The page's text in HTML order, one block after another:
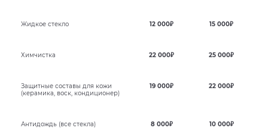
Жидкое стекло 12 000₽ 15 000₽
Химчистка 22 000₽ 25 000₽
Защитные составы для кожи
(керамика, воск, кондиционер)
19 000₽ 22 000₽
Антидождь (все стекла) 8 000₽ 10 000₽